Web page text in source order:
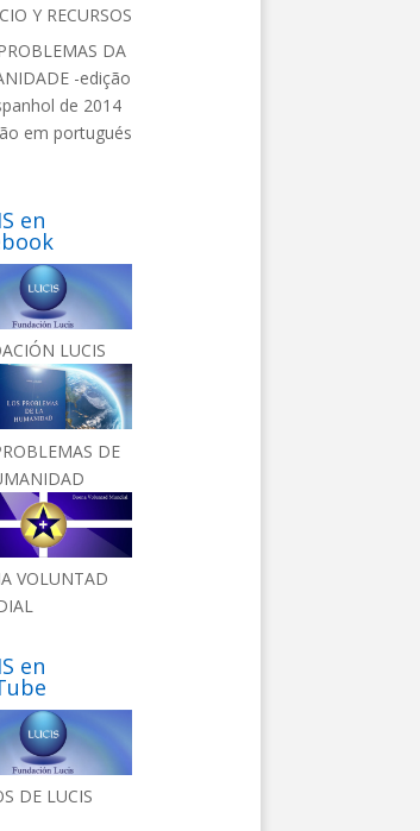
Y RECURSOS
DA
-edição
de 2014
em portugués
en
LUCIS
DE
VOLUNTAD
en
DE LUCIS